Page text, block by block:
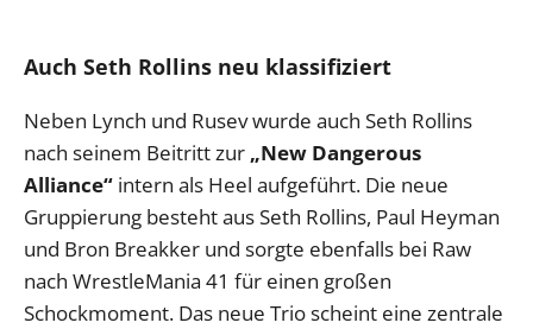
Auch Seth Rollins neu klassifiziert
Neben Lynch und Rusev wurde auch Seth Rollins
nach seinem Beitritt zur „New Dangerous
Alliance“ intern als Heel aufgeführt. Die neue
Gruppierung besteht aus Seth Rollins, Paul Heyman
und Bron Breakker und sorgte ebenfalls bei Raw
nach WrestleMania 41 für einen großen
Schockmoment. Das neue Trio scheint eine zentrale